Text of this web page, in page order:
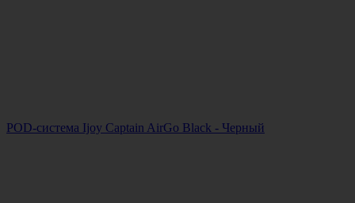
POD-система Ijoy Captain AirGo Black - Черный